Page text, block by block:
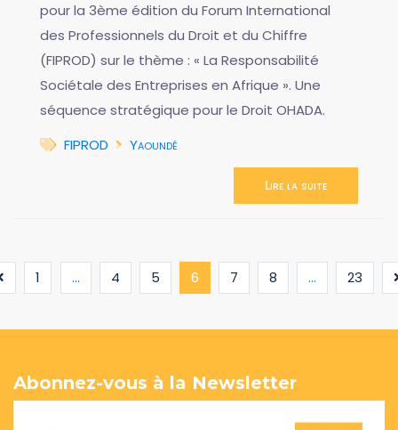
pour la 3ème édition du Forum International
des Professionnels du Droit et du Chiffre
(FIPROD) sur le thème : « La Responsabilité
Sociétale des Entreprises en Afrique ». Une
séquence stratégique pour le Droit OHADA.
FIPROD
Yaoundé
Lire la suite
1 ... 4 5 6 (current)
7 8 ... 23
Abonnez-vous à la Newsletter